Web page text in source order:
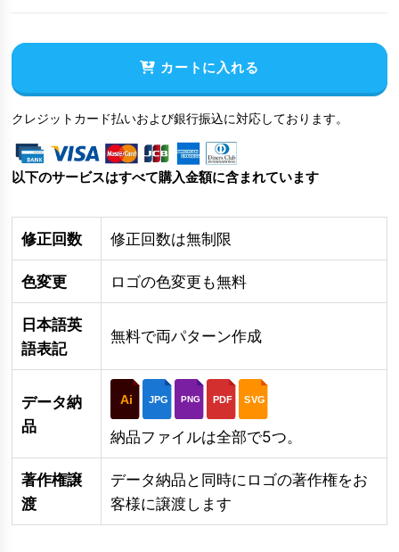
カートに入れる
クレジットカード払いおよび銀行振込に対応しております。
以下のサービスはすべて購入金額に含まれています
修正回数 修正回数は無制限
色変更 ロゴの色変更も無料
日本語英
語表記
無料で両パターン作成
データ納
品
Ai JPG PNG PDF SVG
納品ファイルは全部で5つ。
著作権譲
渡
データ納品と同時にロゴの著作権をお
客様に譲渡します